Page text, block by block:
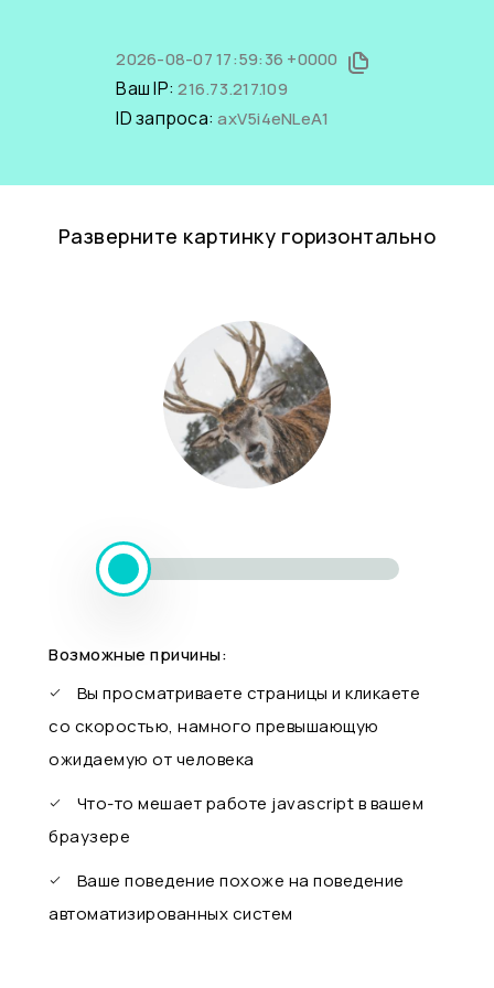
2026-08-07 17:59:36 +0000
Ваш IP:216.73.217.109
ID запроса:axV5i4eNLeA1
Разверните картинку горизонтально
Возможные причины:
Вы просматриваете страницы и кликаете
со скоростью, намного превышающую
ожидаемую от человека
Что-то мешает работе javascript в вашем
браузере
Ваше поведение похоже на поведение
автоматизированных систем